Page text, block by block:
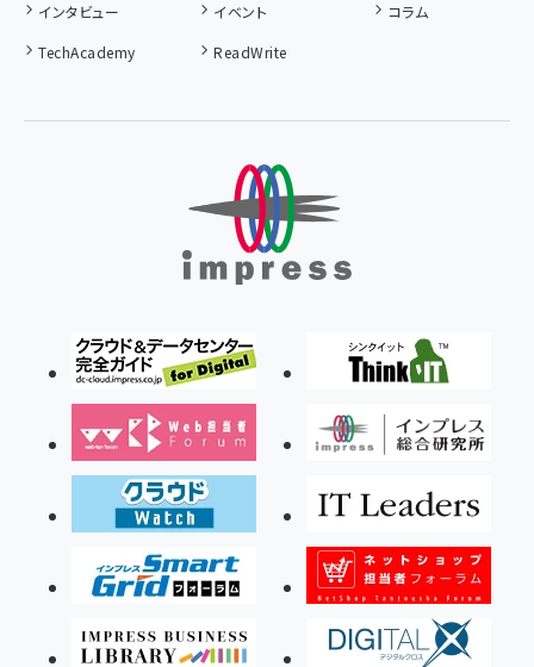
インタビュー
イベント
コラム
TechAcademy
ReadWrite